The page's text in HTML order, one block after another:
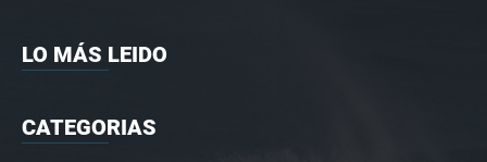
LO MÁS LEIDO
CATEGORIAS